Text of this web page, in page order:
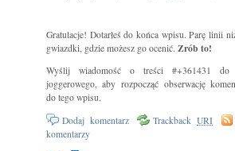
Gratulacje! Dotarłeś do końca wpisu. Parę linii
gwiazdki, gdzie możesz go ocenić. Zrób to!
Wyślij wiadomość o treści #+361431 do
joggerowego, aby rozpocząć obserwację
do tego wpisu.
Dodaj komentarz
TrackbackURI
komentarzy